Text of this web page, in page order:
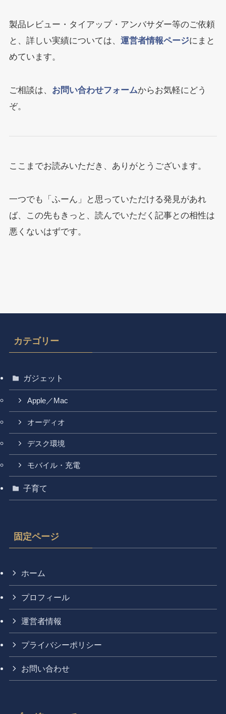
製品レビュー・タイアップ・アンバサダー等のご依頼
と、詳しい実績については、 運営者情報ページにまと
めています。
ご相談は、 お問い合わせフォームからお気軽にどう
ぞ。
ここまでお読みいただき、ありがとうございます。
一つでも「ふーん」と思っていただける発見があれ
ば、この先もきっと、読んでいただく記事との相性は
悪くないはずです。
カテゴリー
ガジェット
Apple／Mac
オーディオ
デスク環境
モバイル・充電
子育て
固定ページ
ホーム
プロフィール
運営者情報
プライバシーポリシー
お問い合わせ